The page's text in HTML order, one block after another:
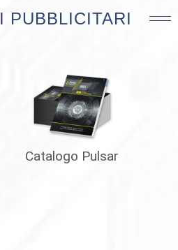
PUBBLICITARI
Catalogo Pulsar